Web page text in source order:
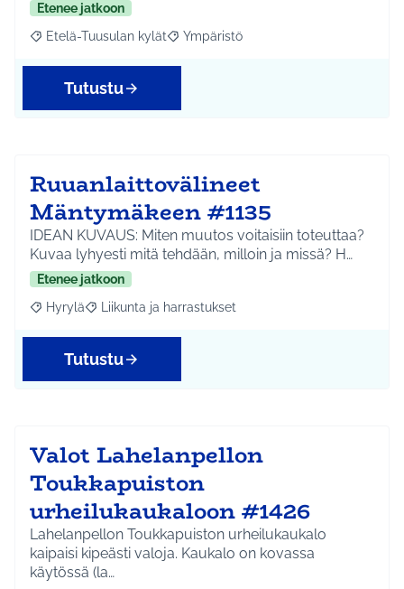
Etenee jatkoon
Rajaa tulokset aihepiirin mukaan: Etelä-Tuusulan kylät
Etelä-Tuusulan kylät Rajaa tulokset teeman mukaan:
Ympäristö
Tutustu
Ruuanlaittovälineet
Mäntymäkeen #1135
IDEAN KUVAUS: Miten muutos voitaisiin toteuttaa?
Kuvaa lyhyesti mitä tehdään, milloin ja missä? H…
Etenee jatkoon
Rajaa tulokset aihepiirin mukaan: Hyrylä
Hyrylä Rajaa tulokset teeman mukaan: Liikunta ja
Liikunta ja harrastukset
Tutustu
Valot Lahelanpellon
Toukkapuiston
urheilukaukaloon #1426
Lahelanpellon Toukkapuiston urheilukaukalo
kaipaisi kipeästi valoja. Kaukalo on kovassa
käytössä (la…